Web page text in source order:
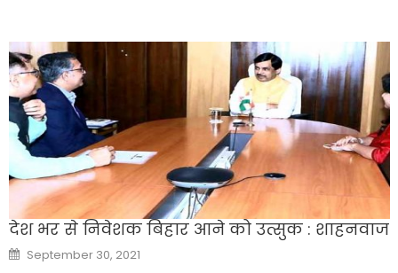
देश भर से निवेशक बिहार आने को उत्सुक : शाहनवाज
Posted
on
September 30, 2021